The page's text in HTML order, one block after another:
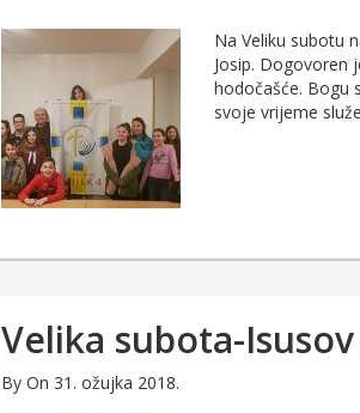
Na Veliku subotu
Josip. Dogovoren
hodočašće. Bogu
svoje vrijeme
Velika subota-
By On 31. ožujka 2018.